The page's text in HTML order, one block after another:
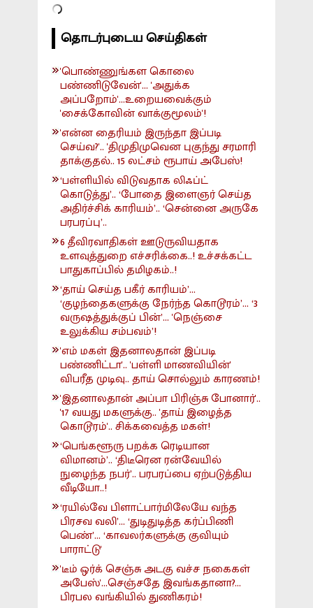
தொடர்புடைய செய்திகள்
'பொண்ணுங்கள கொலை
பண்ணிடுவேன்'... 'அதுக்க
அப்பறோம்'...உறையவைக்கும்
'சைக்கோவின் வாக்குமூலம்'!
'என்ன தைரியம் இருந்தா இப்படி
செய்வ?'.. 'திமுதிமுவென புகுந்து சரமாரி
தாக்குதல்.. 15 லட்சம் ரூபாய் அபேஸ்!
‘பள்ளியில் விடுவதாக லிஃப்ட்
கொடுத்து’.. ‘போதை இளைஞர் செய்த
அதிர்ச்சிக் காரியம்’.. ‘சென்னை அருகே
பரபரப்பு’..
6 தீவிரவாதிகள் ஊடுருவியதாக
உளவுத்துறை எச்சரிக்கை..! உச்சக்கட்ட
பாதுகாப்பில் தமிழகம்..!
‘தாய் செய்த பகீர் காரியம்’...
‘குழந்தைகளுக்கு நேர்ந்த கொடூரம்’... ‘3
வருஷத்துக்குப் பின்’... 'நெஞ்சை
உலுக்கிய சம்பவம்’!
'எம் மகள் இதனாலதான் இப்படி
பண்ணிட்டா'.. 'பள்ளி மாணவியின்'
விபரீத முடிவு.. தாய் சொல்லும் காரணம்!
'இதனாலதான் அப்பா பிரிஞ்சு போனார்'..
'17 வயது மகளுக்கு.. 'தாய் இழைத்த
கொடூரம்'.. சிக்கவைத்த மகள்!
‘பெங்களூரு பறக்க ரெடியான
விமானம்’.. ‘திடீரென ரன்வேயில்
நுழைந்த நபர்’.. பரபரப்பை ஏற்படுத்திய
வீடியோ..!
‘ரயில்வே பிளாட்பார்மிலேயே வந்த
பிரசவ வலி’... ‘துடிதுடித்த கர்ப்பிணி
பெண்’... ‘காவலர்களுக்கு குவியும்
பாராட்டு'
'டீம் ஒர்க் செஞ்சு அடகு வச்ச நகைகள்
அபேஸ்'...செஞ்சதே இவங்கதானா?...
பிரபல வங்கியில் துணிகரம்!